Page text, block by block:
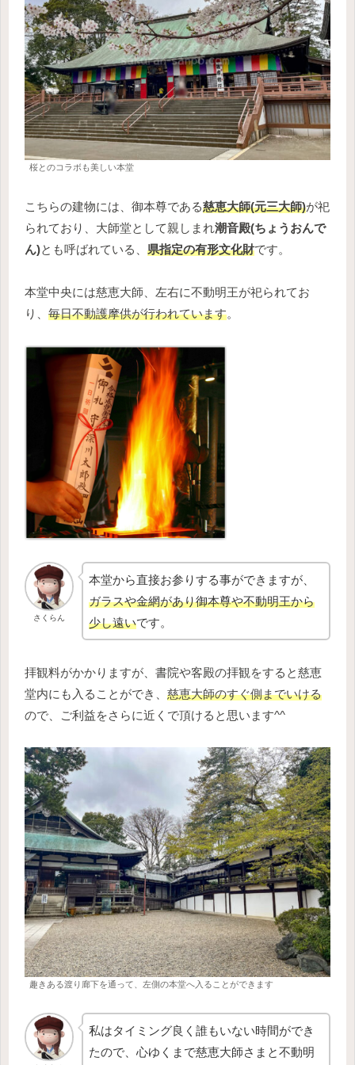
桜とのコラボも美しい本堂
こちらの建物には、御本尊である慈恵大師(元三大師)が祀
られており、大師堂として親しまれ潮音殿(ちょうおんで
ん)とも呼ばれている、 県指定の有形文化財です。
本堂中央には慈恵大師、左右に不動明王が祀られてお
り、 毎日不動護摩供が行われています。
さくらん
本堂から直接お参りする事ができますが、
ガラスや金網があり御本尊や不動明王から
少し遠いです。
拝観料がかかりますが、書院や客殿の拝観をすると慈恵
堂内にも入ることができ、 慈恵大師のすぐ側までいける
ので、ご利益をさらに近くで頂けると思います^^
趣きある渡り廊下を通って、左側の本堂へ入ることができます
私はタイミング良く誰もいない時間ができ
たので、心ゆくまで慈恵大師さまと不動明